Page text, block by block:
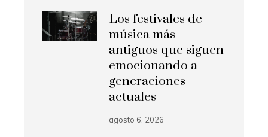
Los festivales de
música más
antiguos que siguen
emocionando a
generaciones
actuales
agosto 6, 2026